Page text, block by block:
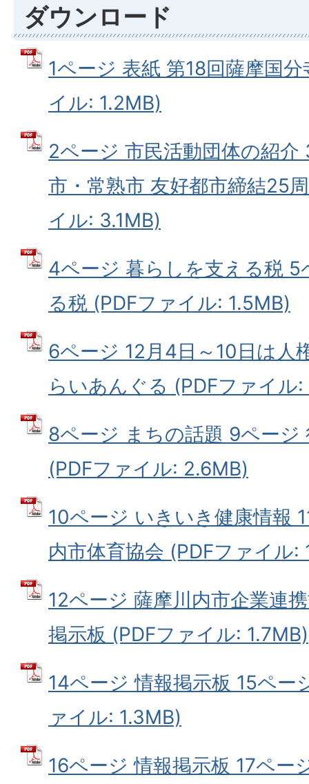
ダウンロード
1ページ 表紙 第18回薩摩国
イル: 1.2MB)
2ページ 市民活動団体の紹介
市・常熟市 友好都市締結25
イル: 3.1MB)
4ページ 暮らしを支える税 5
る税 (PDFファイル: 1.5MB)
6ページ 12月4日～10日は人
らいあんぐる (PDFファイル:
8ページ まちの話題 9ページ
(PDFファイル: 2.6MB)
10ページ いきいき健康情報
内市体育協会 (PDFファイル:
12ページ 薩摩川内市企業連
掲示板 (PDFファイル: 1.7MB)
14ページ 情報掲示板 15ペー
ァイル: 1.3MB)
16ページ 情報掲示板 17ペー